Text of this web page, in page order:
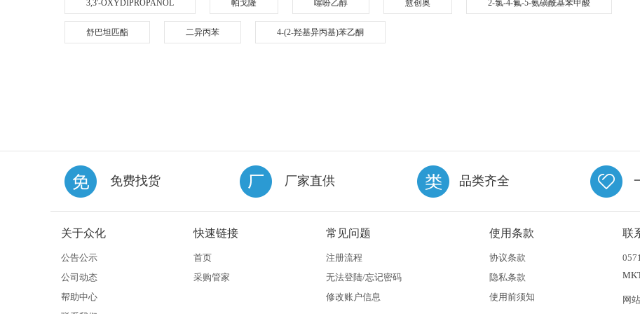
3,3'-OXYDIPROPANOL 帕戈隆 噻吩乙醇 愈创奥 2-氯-4-氟-5-氨磺酰基苯甲酸
舒巴坦匹酯 二异丙苯 4-(2-羟基异丙基)苯乙酮
免费找货 厂家直供 品类齐全
关于众化
公告公示
公司动态
帮助中心
快速链接
首页
采购管家
常见问题
注册流程
无法登陆/忘记密码
修改账户信息
使用条款
协议条款
隐私条款
使用前须知
联
网